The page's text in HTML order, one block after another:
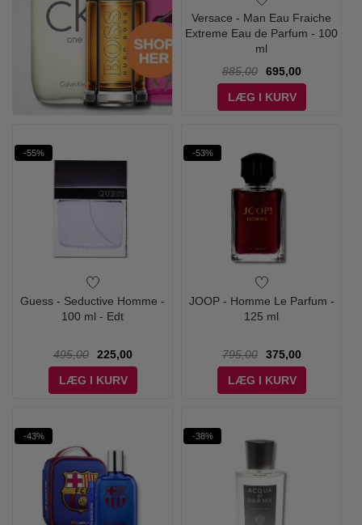
Versace - Man Eau Fraiche
Extreme Eau de Parfum - 100
ml
885,00
695,00
LÆG I KURV
-55%
Guess - Seductive Homme -
100 ml - Edt
495,00
225,00
LÆG I KURV
-53%
JOOP - Homme Le Parfum -
125 ml
795,00
375,00
LÆG I KURV
-43% -38%